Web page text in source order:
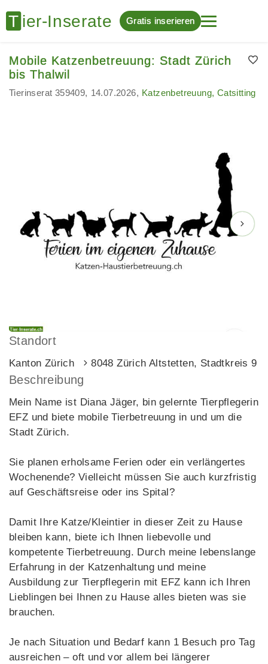
Gratis inserieren
Mobile Katzenbetreuung: Stadt Zürich
bis Thalwil
Tierinserat 359409 14.07.2026 Katzenbetreuung, Catsitting
Standort
Kanton Zürich 8048 Zürich Altstetten, Stadtkreis 9
Beschreibung
Mein Name ist Diana Jäger, bin gelernte Tierpflegerin
EFZ und biete mobile Tierbetreuung in und um die
Stadt Zürich.
Sie planen erholsame Ferien oder ein verlängertes
Wochenende? Vielleicht müssen Sie auch kurzfristig
auf Geschäftsreise oder ins Spital?
Damit Ihre Katze/Kleintier in dieser Zeit zu Hause
bleiben kann, biete ich Ihnen liebevolle und
kompetente Tierbetreuung. Durch meine lebenslange
Erfahrung in der Katzenhaltung und meine
Ausbildung zur Tierpflegerin mit EFZ kann ich Ihren
Lieblingen bei Ihnen zu Hause alles bieten was sie
brauchen.
Je nach Situation und Bedarf kann 1 Besuch pro Tag
ausreichen – oft und vor allem bei längerer